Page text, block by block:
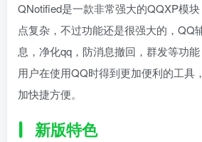
QNotified是一款非常强大的QQXP模
点复杂，不过功能还是很强大的，QQ
息，净化qq，防消息撤回，群发等功
用户在使用QQ时得到更加便利的工具
加快捷方便。
新版特色